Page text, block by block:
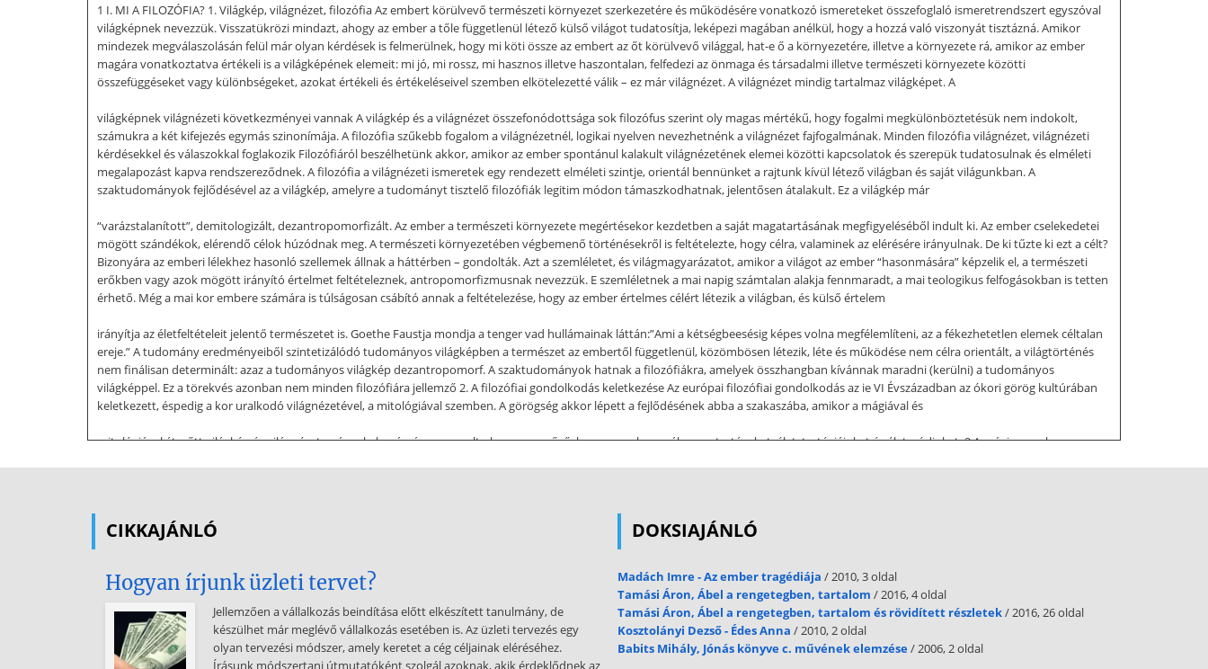
1 I. MI A FILOZÓFIA? 1. Világkép, világnézet, filozófia Az embert körülvevő természeti környezet szerkezetére és működésére vonatkozó ismereteket összefoglaló ismeretrendszert egyszóval
világképnek nevezzük. Visszatükrözi mindazt, ahogy az ember a tőle függetlenül létező külső világot tudatosítja, leképezi magában anélkül, hogy a hozzá való viszonyát tisztázná. Amikor
mindezek megválaszolásán felül már olyan kérdések is felmerülnek, hogy mi köti össze az embert az őt körülvevő világgal, hat-e ő a környezetére, illetve a környezete rá, amikor az ember
magára vonatkoztatva értékeli is a világképének elemeit: mi jó, mi rossz, mi hasznos illetve haszontalan, felfedezi az önmaga és társadalmi illetve természeti környezete közötti
összefüggéseket vagy különbségeket, azokat értékeli és értékeléseivel szemben elkötelezetté válik – ez már világnézet. A világnézet mindig tartalmaz világképet. A
világképnek világnézeti következményei vannak A világkép és a világnézet összefonódottsága sok filozófus szerint oly magas mértékű, hogy fogalmi megkülönböztetésük nem indokolt,
számukra a két kifejezés egymás szinonímája. A filozófia szűkebb fogalom a világnézetnél, logikai nyelven nevezhetnénk a világnézet fajfogalmának. Minden filozófia világnézet, világnézeti
kérdésekkel és válaszokkal foglakozik Filozófiáról beszélhetünk akkor, amikor az ember spontánul kalakult világnézetének elemei közötti kapcsolatok és szerepük tudatosulnak és elméleti
megalapozást kapva rendszereződnek. A filozófia a világnézeti ismeretek egy rendezett elméleti szintje, orientál bennünket a rajtunk kívül létező világban és saját világunkban. A
szaktudományok fejlődésével az a világkép, amelyre a tudományt tisztelő filozófiák legitim módon támaszkodhatnak, jelentősen átalakult. Ez a világkép már
“varázstalanított”, demitologizált, dezantropomorfizált. Az ember a természeti környezete megértésekor kezdetben a saját magatartásának megfigyeléséből indult ki. Az ember cselekedetei
mögött szándékok, elérendő célok húzódnak meg. A természeti környezetében végbemenő történésekről is feltételezte, hogy célra, valaminek az elérésére irányulnak. De ki tűzte ki ezt a célt?
Bizonyára az emberi lélekhez hasonló szellemek állnak a háttérben – gondolták. Azt a szemléletet, és világmagyarázatot, amikor a világot az ember “hasonmására” képzelik el, a természeti
erőkben vagy azok mögött irányító értelmet feltételeznek, antropomorfizmusnak nevezzük. E szemléletnek a mai napig számtalan alakja fennmaradt, a mai teologikus felfogásokban is tetten
érhető. Még a mai kor embere számára is túlságosan csábító annak a feltételezése, hogy az ember értelmes célért létezik a világban, és külső értelem
irányítja az életfeltételeit jelentő természetet is. Goethe Faustja mondja a tenger vad hullámainak láttán:”Ami a kétségbeesésig képes volna megfélemlíteni, az a fékezhetetlen elemek céltalan
ereje.” A tudomány eredményeiből szintetizálódó tudományos világképben a természet az embertől függetlenül, közömbösen létezik, léte és működése nem célra orientált, a világtörténés
nem finálisan determinált: azaz a tudományos világkép dezantropomorf. A szaktudományok hatnak a filozófiákra, amelyek összhangban kívánnak maradni (kerülni) a tudományos
világképpel. Ez a törekvés azonban nem minden filozófiára jellemző 2. A filozófiai gondolkodás keletkezése Az európai filozófiai gondolkodás az ie VI Évszázadban az ókori görög kultúrában
keletkezett, éspedig a kor uralkodó világnézetével, a mitológiával szemben. A görögség akkor lépett a fejlődésének abba a szakaszába, amikor a mágiával és
mitológiával átszőtt világkép és világnézet, már sokak számára nem volt olyan meggyőző, hogy arra alapozzák magatartásukat, életstratégiájukat és életmódjukat. 2 A mágia annak a
környezetétől, hanem a környezetét is differenciálta. Megkülönböztette az ember számára befolyásolható részt, amelyet saját világa, az e világ részének tekintett. Mai
kifejezéssel ez volt az immanens világ Az embert körülvevő világ másik része az ember számára mindig elérhetetlen, saját eszközeivel, akaratával nem befolyásolható világ, amely ugyanakkor
sorsdöntő hatással van az ember világára, és magára az emberre. A túlvilágra vonatkozó ismereteikben mindig ott volt a bizonytalanság, a titok, a misztikum. A mítosz alkalmas volt az adott
embercsoport fontos, de lényegében nem ismert sorskérdéseinek megmagyarázására. Így születtek az eredetmondák, illetve az adott népközösség történelmének, vagy mindennapi életének
fontos mozzanatait megmagyarázó “mesék”, mítoszok, regék, amelyekben egymással összefonódva kaptak szerepet a valós, evilági erők és tényezők a túlvilág erőivel, isteneivel és más
transzcendens szereplőkkel együtt. E mítoszok rendszere adja a mitológiát. A mágia még nem magyarázat. A mitológiával jelenik meg a világnézet, amely a maga módján tisztázza az
ember viszonyát az immanens és transzcendens világhoz egyaránt. Az első filozófusok a mitológiánál stabilabb kapaszkodókat kerestek világnézetükhöz. Egy részük jóllehet a világ lényegét
CIKKAJÁNLÓ
Hogyan írjunk üzleti tervet?
Jellemzően a vállalkozás beindítása előtt elkészített tanulmány, de
készülhet már meglévő vállalkozás esetében is. Az üzleti tervezés egy
olyan tervezési módszer, amely keretet a cég céljainak eléréséhez.
Írásunk módszertani útmutatóként szolgál azoknak, akik érdeklődnek az
DOKSIAJÁNLÓ
Madách Imre - Az ember tragédiája / 2010, 3 oldal
Tamási Áron, Ábel a rengetegben, tartalom / 2016, 4 oldal
Tamási Áron, Ábel a rengetegben, tartalom és rövidített részletek/ 2016, 26 oldal
Kosztolányi Dezső - Édes Anna / 2010, 2 oldal
Babits Mihály, Jónás könyve c. művének elemzése/ 2006, 2 oldal